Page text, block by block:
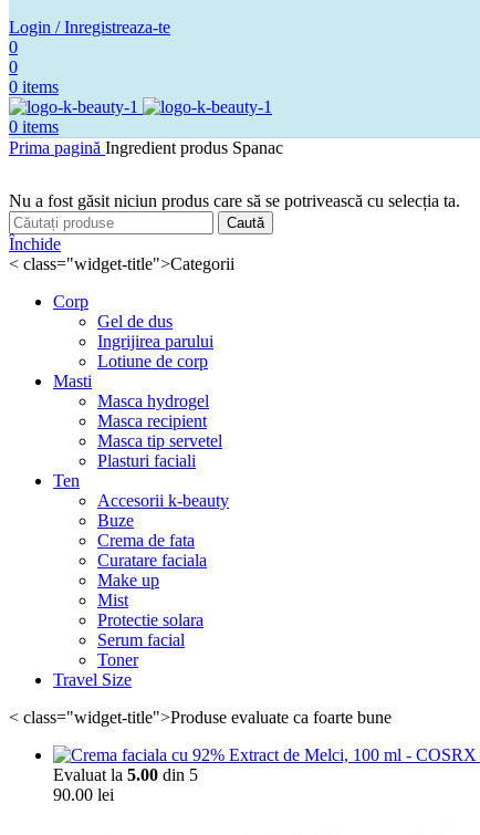
Login / Inregistreaza-te
0
0
0 items
0 items
Prima pagină Ingredient produs Spanac
Nu a fost găsit niciun produs care să se potrivească cu selecția ta.
Caută
Închide
< class="widget-title">Categorii
Corp
Gel de dus
Ingrijirea parului
Lotiune de corp
Masti
Masca hydrogel
Masca recipient
Masca tip servetel
Plasturi faciali
Ten
Accesorii k-beauty
Buze
Crema de fata
Curatare faciala
Make up
Mist
Protectie solara
Serum facial
Toner
Travel Size
< class="widget-title">Produse evaluate ca foarte bune
Evaluat la 5.00 din 5
90.00 lei